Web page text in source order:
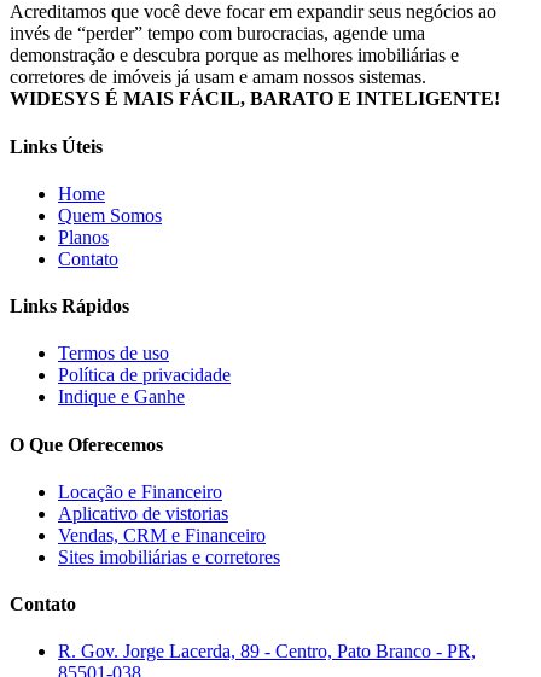
Acreditamos que você deve focar em expandir seus negócios ao
invés de “perder” tempo com burocracias, agende uma
demonstração e descubra porque as melhores imobiliárias e
corretores de imóveis já usam e amam nossos sistemas.
WIDESYS É MAIS FÁCIL, BARATO E INTELIGENTE!
Links Úteis
Home
Quem Somos
Planos
Contato
Links Rápidos
Termos de uso
Política de privacidade
Indique e Ganhe
O Que Oferecemos
Locação e Financeiro
Aplicativo de vistorias
Vendas, CRM e Financeiro
Sites imobiliárias e corretores
Contato
R. Gov. Jorge Lacerda, 89 - Centro, Pato Branco - PR,